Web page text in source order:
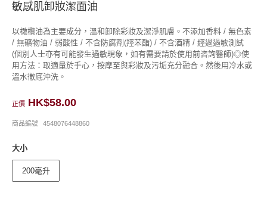
敏感肌卸妝潔面油
以橄欖油為主要成分，溫和卸除彩妝及潔淨肌膚。不添加香料 / 無色素
/ 無礦物油 / 弱酸性 / 不含防腐劑(羥苯酯) / 不含酒精 / 經過過敏測試
(個別人士亦有可能發生過敏現象，如有需要請於使用前咨詢醫師)◎使
用方法：取適量於手心，按摩至與彩妝及污垢充分融合。然後用冷水或
溫水徹底沖洗。
正價 HK$58.00
商品編號 4548076448860
大小
200毫升